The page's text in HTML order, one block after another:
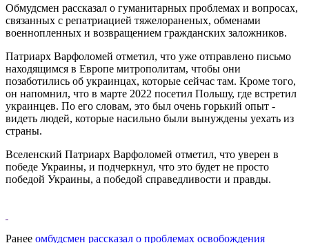
Обмудсмен рассказал о гуманитарных проблемах и вопросах,
связанных с репатриацией тяжелораненых, обменами
военнопленных и возвращением гражданских заложников.
Патриарх Варфоломей отметил, что уже отправлено письмо
находящимся в Европе митрополитам, чтобы они
позаботились об украинцах, которые сейчас там. Кроме того,
он напомнил, что в марте 2022 посетил Польшу, где встретил
украинцев. По его словам, это был очень горький опыт -
видеть людей, которые насильно были вынуждены уехать из
страны.
Вселенский Патриарх Варфоломей отметил, что уверен в
победе Украины, и подчеркнул, что это будет не просто
победой Украины, а победой справедливости и правды.
Ранее омбудсмен рассказал о проблемах освобождения